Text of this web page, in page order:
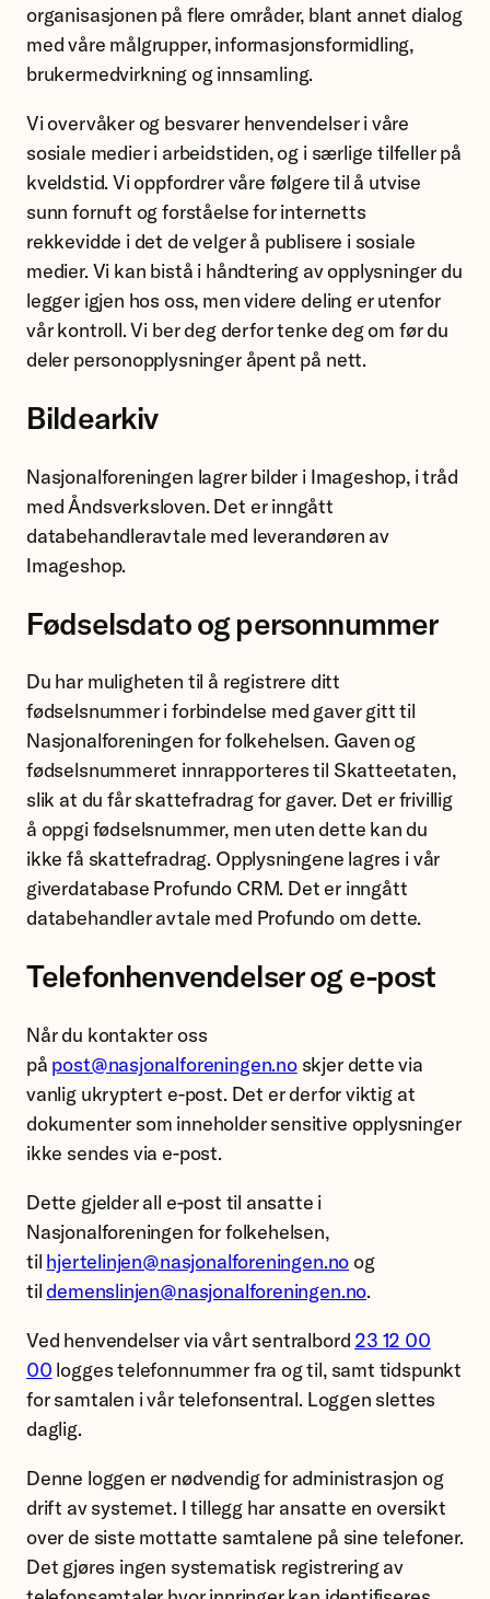
organisasjonen på flere områder, blant annet dialog
med våre målgrupper, informasjonsformidling,
brukermedvirkning og innsamling.
Vi overvåker og besvarer henvendelser i våre
sosiale medier i arbeidstiden, og i særlige tilfeller på
kveldstid. Vi oppfordrer våre følgere til å utvise
sunn fornuft og forståelse for internetts
rekkevidde i det de velger å publisere i sosiale
medier. Vi kan bistå i håndtering av opplysninger du
legger igjen hos oss, men videre deling er utenfor
vår kontroll. Vi ber deg derfor tenke deg om før du
deler personopplysninger åpent på nett.
Bildearkiv
Nasjonalforeningen lagrer bilder i Imageshop, i tråd
med Åndsverksloven. Det er inngått
databehandleravtale med leverandøren av
Imageshop.
Fødselsdato og personnummer
Du har muligheten til å registrere ditt
fødselsnummer i forbindelse med gaver gitt til
Nasjonalforeningen for folkehelsen. Gaven og
fødselsnummeret innrapporteres til Skatteetaten,
slik at du får skattefradrag for gaver. Det er frivillig
å oppgi fødselsnummer, men uten dette kan du
ikke få skattefradrag. Opplysningene lagres i vår
giverdatabase Profundo CRM. Det er inngått
databehandler avtale med Profundo om dette.
Telefonhenvendelser og e-post
Når du kontakter oss
på post@nasjonalforeningen.noskjer dette via
vanlig ukryptert e-post. Det er derfor viktig at
dokumenter som inneholder sensitive opplysninger
ikke sendes via e-post.
Dette gjelder all e-post til ansatte i
Nasjonalforeningen for folkehelsen,
til hjertelinjen@nasjonalforeningen.no og
til demenslinjen@nasjonalforeningen.no.
Ved henvendelser via vårt sentralbord 23 12 00
00 logges telefonnummer fra og til, samt tidspunkt
for samtalen i vår telefonsentral. Loggen slettes
daglig.
Denne loggen er nødvendig for administrasjon og
drift av systemet. I tillegg har ansatte en oversikt
over de siste mottatte samtalene på sine telefoner.
Det gjøres ingen systematisk registrering av